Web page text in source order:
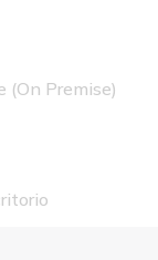
(On Premise)